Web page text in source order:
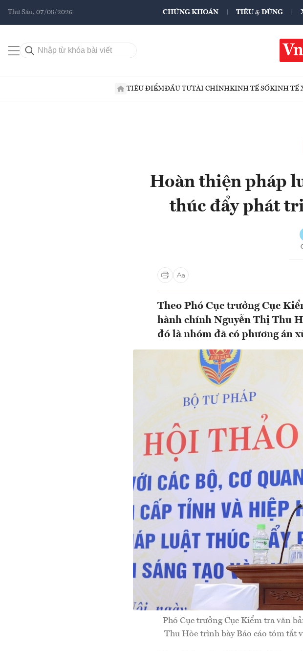
Thứ Sáu, 07/08/2026 CHỨNG KHOÁN TIÊU & DÙNG
TIÊU ĐIỂMĐẦU TƯTÀI CHÍNHKINH TẾ SỐKINH TẾ
Hoàn thiện pháp
thúc đẩy phát
Theo Phó Cục trưởng Cục
hành chính Nguyễn Thị Thu
đó là nhóm đã có phương án
Phó Cục trưởng Cục Kiểm tra văn
Thu Hòe trình bày Báo cáo tóm tắt